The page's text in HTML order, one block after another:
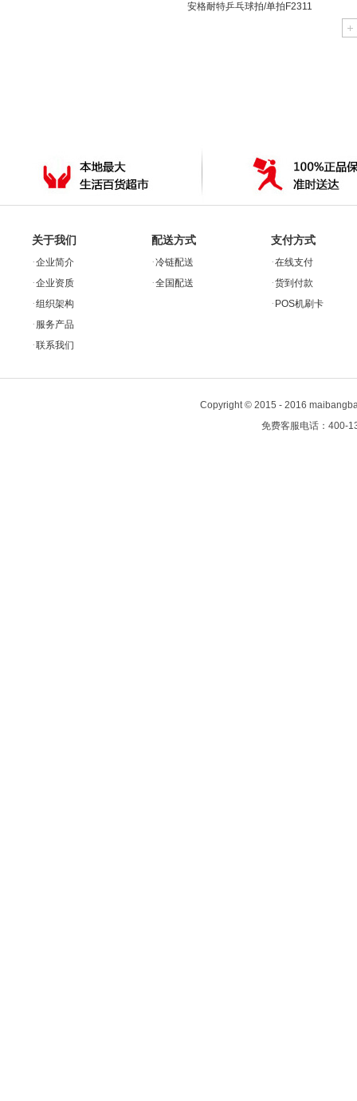
安格耐特乒乓球拍/单拍F2311
关于我们
·企业简介
·企业资质
·组织架构
· 服务产品
·联系我们
配送方式
·冷链配送
·全国配送
支付方式
·在线支付
·货到付款
· POS机刷卡
Copyright© 2015 - 2016
免费客服电话：400-